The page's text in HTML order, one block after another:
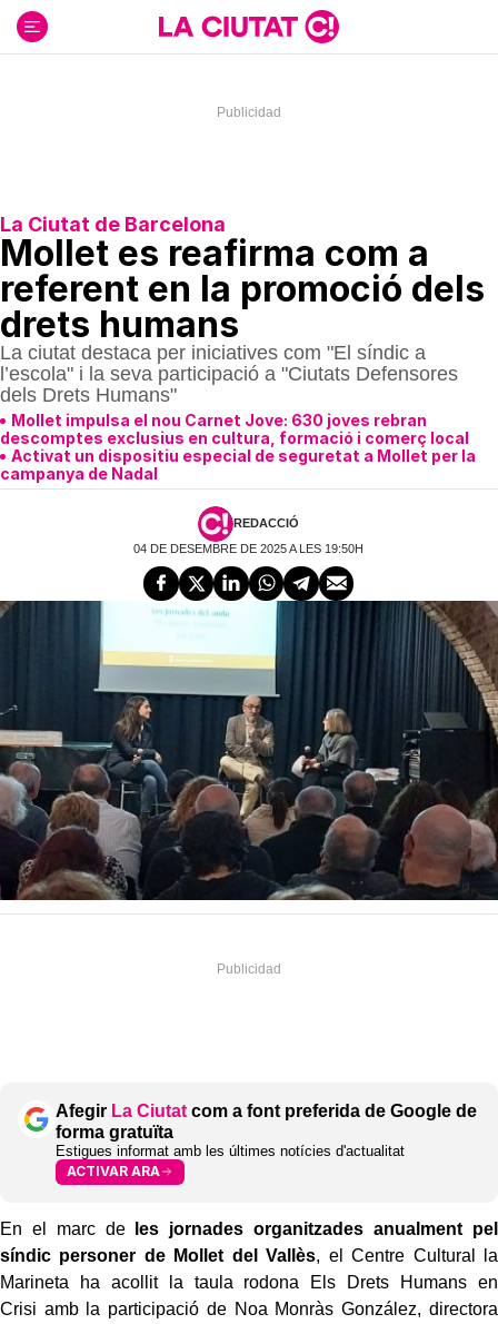
contenido
La Ciutat de Barcelona
Mollet es reafirma com a
referent en la promoció dels
drets humans
La ciutat destaca per iniciatives com "El síndic a
l’escola" i la seva participació a "Ciutats Defensores
dels Drets Humans"
Mollet impulsa el nou Carnet Jove: 630 joves rebran
descomptes exclusius en cultura, formació i comerç local
Activat un dispositiu especial de seguretat a Mollet per la
campanya de Nadal
REDACCIÓ
04 DE DESEMBRE DE 2025 A LES 19:50H
Afegir La Ciutat com a font preferida de Google de
forma gratuïta
Estigues informat amb les últimes notícies d'actualitat
ACTIVAR ARA
En el marc de
les jornades organitzades anualment pel
síndic personer de Mollet del Vallès, el Centre Cultural la
Marineta ha acollit la taula rodona Els Drets Humans en
Crisi amb la participació de Noa Monràs González, directora